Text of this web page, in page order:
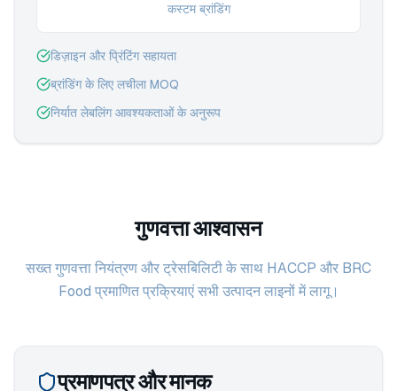
कस्टम ब्रांडिंग
डिज़ाइन और प्रिंटिंग सहायता
ब्रांडिंग के लिए लचीला MOQ
निर्यात लेबलिंग आवश्यकताओं के अनुरूप
गुणवत्ता आश्वासन
सख्त गुणवत्ता नियंत्रण और ट्रेसबिलिटी के साथ HACCP और BRC
Food प्रमाणित प्रक्रियाएं सभी उत्पादन लाइनों में लागू।
प्रमाणपत्र और मानक